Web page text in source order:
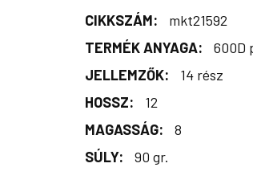
CIKKSZÁM:
mkt21592
TERMÉK ANYAGA:
600D
JELLEMZŐK:
14 rész
HOSSZ:
12
MAGASSÁG:
8
SÚLY:
90 gr.